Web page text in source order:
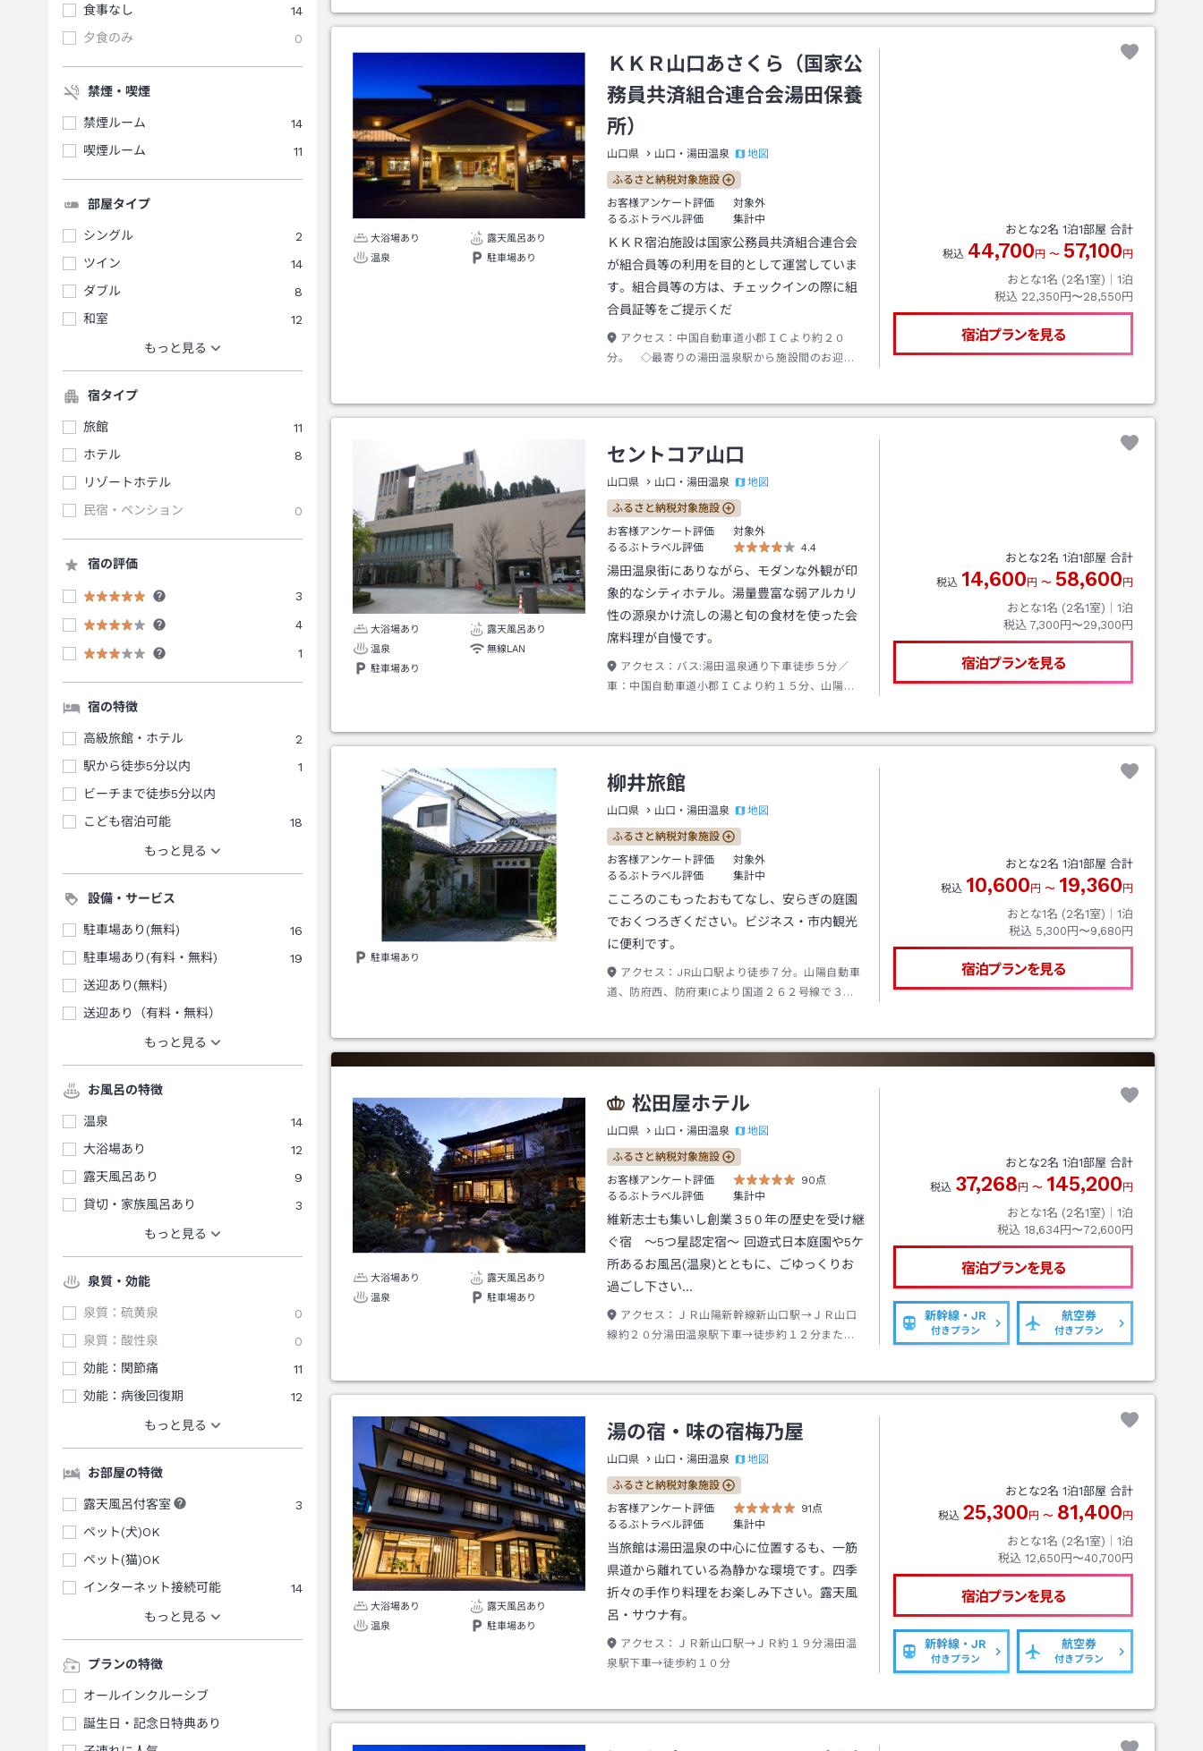
食事なし
14
夕食のみ
0
禁煙・喫煙
禁煙ルーム
14
喫煙ルーム
11
部屋タイプ
シングル
2
ツイン
14
ダブル
8
和室
12
もっと見る
宿タイプ
旅館
11
ホテル
8
リゾートホテル
民宿・ペンション
0
宿の評価
3
4
1
宿の特徴
高級旅館・ホテル
2
駅から徒歩5分以内
1
ビーチまで徒歩5分以内
こども宿泊可能
18
もっと見る
設備・サービス
駐車場あり(無料)
16
駐車場あり(有料・無料)
19
送迎あり(無料)
送迎あり（有料・無料）
もっと見る
お風呂の特徴
温泉
14
大浴場あり
12
露天風呂あり
9
貸切・家族風呂あり
3
もっと見る
泉質・効能
泉質：硫黄泉
0
泉質：酸性泉
0
効能：関節痛
11
効能：病後回復期
12
もっと見る
お部屋の特徴
露天風呂付客室
3
ペット(犬)OK
ペット(猫)OK
インターネット接続可能
14
もっと見る
プランの特徴
オールインクルーシブ
誕生日・記念日特典あり
大浴場あり
露天風呂あり
温泉
駐車場あり
ＫＫＲ山口あさくら（国家公
務員共済組合連合会湯田保養
所）
山口県 山口・湯田温泉 地図
ふるさと納税対象施設
お客様アンケート評価
対象外
るるぶトラベル評価
集計中
ＫＫＲ宿泊施設は国家公務員共済組合連合会
が組合員等の利用を目的として運営していま
す。組合員等の方は、チェックインの際に組
合員証等をご提示くだ
アクセス： 中国自動車道小郡ＩＣより約２０
分。 ◇最寄りの湯田温泉駅から施設間のお迎え
でご連絡下さいませ。
おとな2名 1泊1部屋 合計
税込 44,700 円 〜 57,100 円
おとな1名 (2名1室)｜ 1泊
税込 22,350円〜28,550円
宿泊プランを見る
大浴場あり
露天風呂あり
温泉
無線LAN
駐車場あり
セントコア山口
山口県 山口・湯田温泉 地図
ふるさと納税対象施設
お客様アンケート評価
対象外
るるぶトラベル評価
4.4
湯田温泉街にありながら、モダンな外観が印
象的なシティホテル。湯量豊富な弱アルカリ
性の源泉かけ流しの湯と旬の食材を使った会
席料理が自慢です。
アクセス： バス:湯田温泉通り下車徒歩５分／
車：中国自動車道小郡ＩＣより約１５分、山陽自
も可能です★
おとな2名 1泊1部屋 合計
税込 14,600 円 〜 58,600 円
おとな1名 (2名1室)｜ 1泊
税込 7,300円〜29,300円
宿泊プランを見る
駐車場あり
柳井旅館
山口県 山口・湯田温泉 地図
ふるさと納税対象施設
お客様アンケート評価
対象外
るるぶトラベル評価
集計中
こころのこもったおもてなし、安らぎの庭園
でおくつろぎください。ビジネス・市内観光
に便利です。
アクセス： JR山口駅より徒歩７分。山陽自動車
道、防府西、防府東ICより国道２６２号線で３０
おとな2名 1泊1部屋 合計
税込 10,600 円 〜 19,360 円
おとな1名 (2名1室)｜ 1泊
税込 5,300円〜9,680円
宿泊プランを見る
大浴場あり
露天風呂あり
温泉
駐車場あり
松田屋ホテル
山口県 山口・湯田温泉 地図
ふるさと納税対象施設
お客様アンケート評価
90点
るるぶトラベル評価
集計中
維新志士も集いし創業３5０年の歴史を受け継
ぐ宿 ～5つ星認定宿～ 回遊式日本庭園や5ケ
所あるお風呂(温泉)とともに、ごゆっくりお
過ごし下さい…
アクセス：
ＪＲ山陽新幹線新山口駅→ＪＲ山口
線約２０分湯田温泉駅下車→徒歩約１２分または
おとな2名 1泊1部屋 合計
税込 37,268 円 〜 145,200 円
おとな1名 (2名1室)｜ 1泊
税込 18,634円〜72,600円
宿泊プランを見る
新幹線・JR
付きプラン
航空券
付きプラン
大浴場あり
露天風呂あり
温泉
駐車場あり
湯の宿・味の宿梅乃屋
山口県 山口・湯田温泉 地図
ふるさと納税対象施設
お客様アンケート評価
91点
るるぶトラベル評価
集計中
当旅館は湯田温泉の中心に位置するも、一筋
県道から離れている為静かな環境です。四季
折々の手作り料理をお楽しみ下さい。露天風
呂・サウナ有。
アクセス：
ＪＲ新山口駅→ＪＲ約１９分湯田温
泉駅下車→徒歩約１０分
おとな2名 1泊1部屋 合計
税込 25,300 円 〜 81,400 円
おとな1名 (2名1室)｜ 1泊
税込 12,650円〜40,700円
宿泊プランを見る
新幹線・JR
付きプラン
航空券
付きプラン